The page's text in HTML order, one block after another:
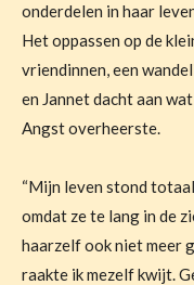
onderdelen in haar
Het oppassen op de
vriendinnen, een
en Jannet dacht aan
Angst overheerste.
“Mijn leven stond totaal
omdat ze te lang in de
haarzelf ook niet meer
raakte ik mezelf kwijt.